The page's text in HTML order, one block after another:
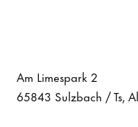
Am Limespark 2
65843 Sulzbach / Ts,